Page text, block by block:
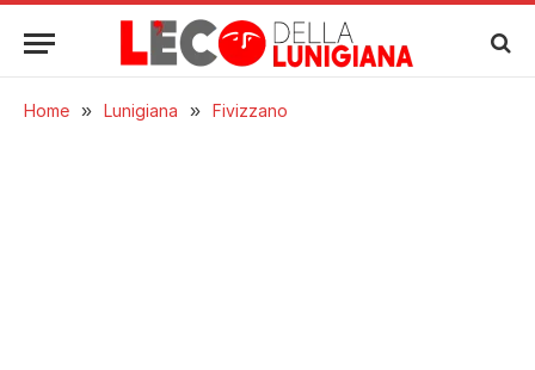
Home » Lunigiana » Fivizzano